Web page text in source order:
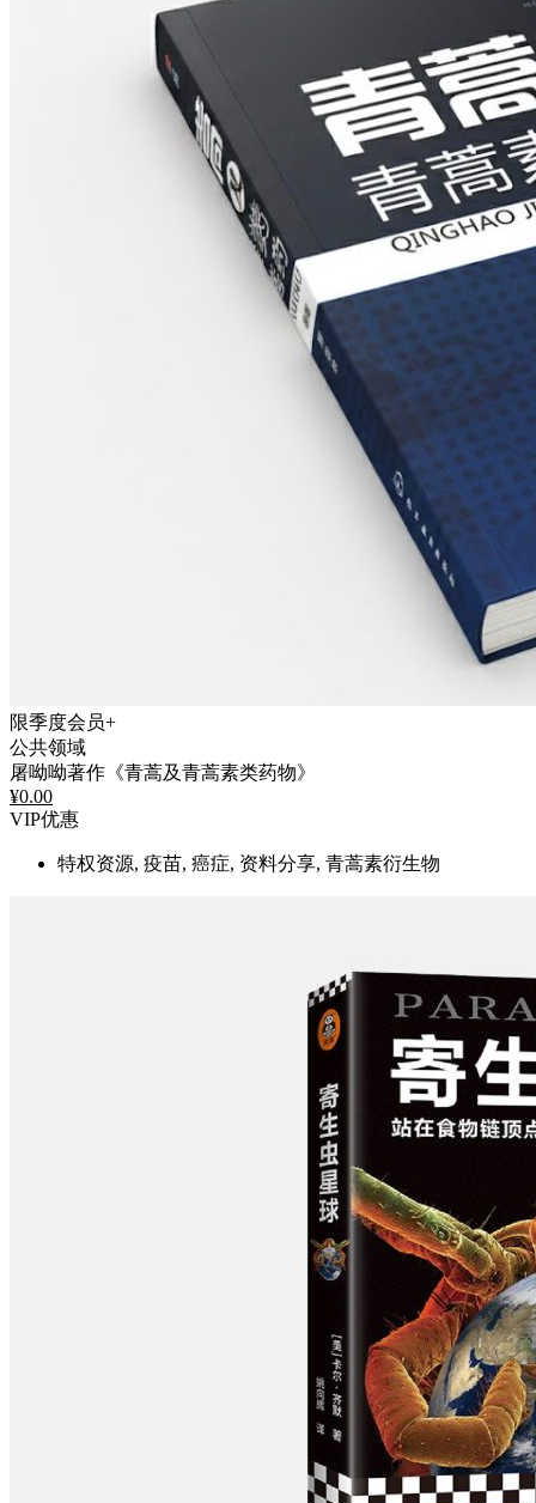
限季度会员+
公共领域
屠呦呦著作《青蒿及青蒿素类药物》
¥0.00
VIP优惠
特权资源, 疫苗, 癌症, 资料分享, 青蒿素衍生物